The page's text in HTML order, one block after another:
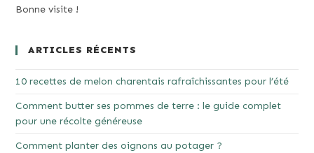
Bonne visite !
ARTICLES RÉCENTS
10 recettes de melon charentais rafraîchissantes pour l’été
Comment butter ses pommes de terre : le guide complet
pour une récolte généreuse
Comment planter des oignons au potager ?